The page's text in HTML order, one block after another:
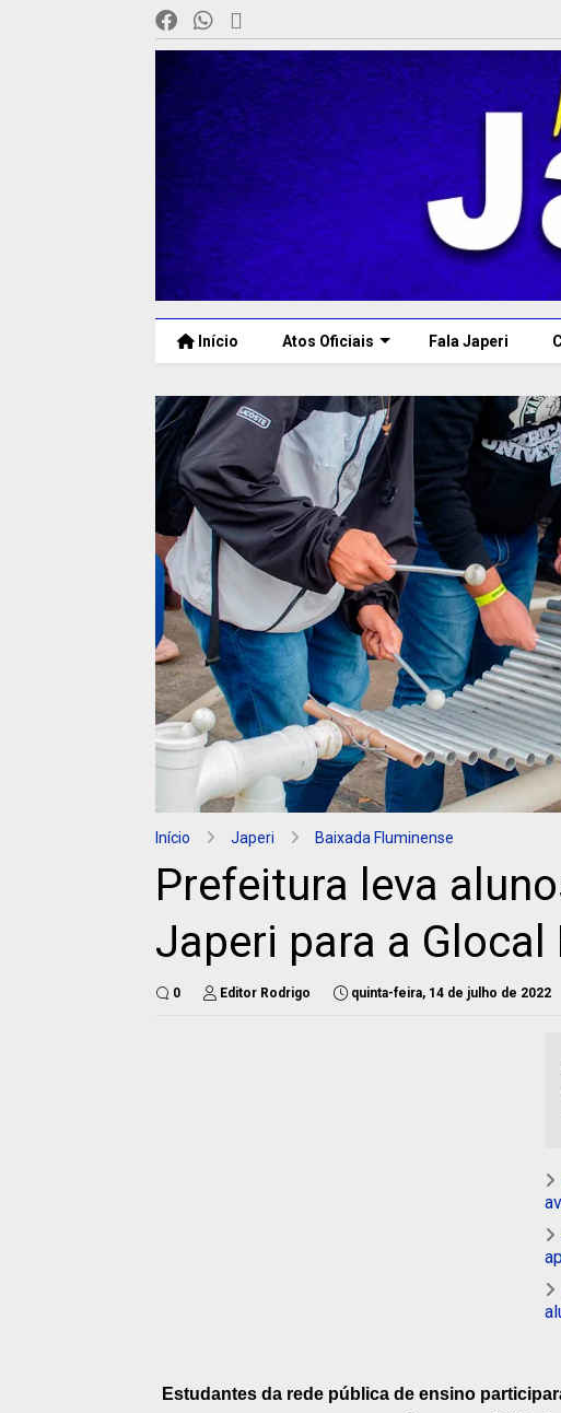
Início Atos Oficiais Fala Japeri
Início Japeri Baixada Fluminense
Prefeitura leva
Japeri para a Glocal
0 Editor Rodrigo quinta-feira, 14 de julho de 2022
Estudantes da rede pública de ensino